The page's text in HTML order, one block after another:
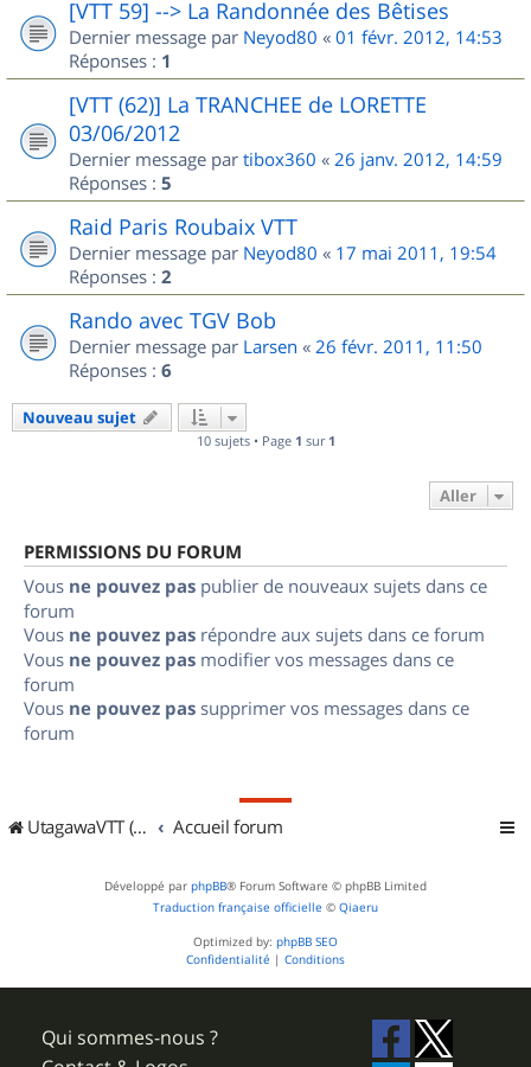
[VTT 59] --> La Randonnée des Bêtises
Dernier message par Neyod80 « 01 févr. 2012, 14:53
Réponses : 1
[VTT (62)] La TRANCHEE de LORETTE
03/06/2012
Dernier message par tibox360 « 26 janv. 2012, 14:59
Réponses : 5
Raid Paris Roubaix VTT
Dernier message par Neyod80 « 17 mai 2011, 19:54
Réponses : 2
Rando avec TGV Bob
Dernier message par Larsen « 26 févr. 2011, 11:50
Réponses : 6
Nouveau sujet
10 sujets • Page 1 sur 1
Aller
PERMISSIONS DU FORUM
Vous ne pouvez pas publier de nouveaux sujets dans ce
forum
Vous ne pouvez pas répondre aux sujets dans ce forum
Vous ne pouvez pas modifier vos messages dans ce
forum
Vous ne pouvez pas supprimer vos messages dans ce
forum
UtagawaVTT (Randos VTT et VTTAE avec traces GPS) Accueil forum
Développé par phpBB® Forum Software © phpBB Limited
Traduction française officielle © Qiaeru
Optimized by: phpBB SEO
Confidentialité | Conditions
Qui sommes-nous ?